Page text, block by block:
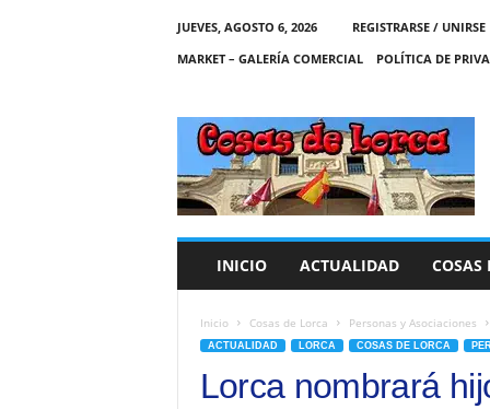
JUEVES, AGOSTO 6, 2026
REGISTRARSE / UNIRSE
MARKET – GALERÍA COMERCIAL
POLÍTICA DE
C
A
S
INICIO ACTUALIDAD COSAS
Inicio Cosas de Lorca Personas y Asociaciones
ACTUALIDAD LORCA COSAS DE LORCA
Lorca nombrará